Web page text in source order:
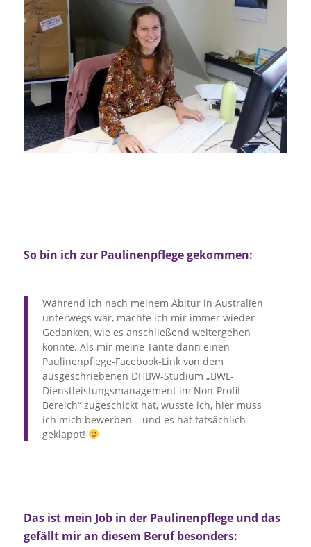
So bin ich zur Paulinenpflege gekommen:
Während ich nach meinem Abitur in Australien
unterwegs war, machte ich mir immer wieder
Gedanken, wie es anschließend weitergehen
könnte. Als mir meine Tante dann einen
Paulinenpflege-Facebook-Link von dem
ausgeschriebenen DHBW-Studium „BWL-
Dienstleistungsmanagement im Non-Profit-
Bereich“ zugeschickt hat, wusste ich, hier muss
ich mich bewerben – und es hat tatsächlich
geklappt!
Das ist mein Job in der Paulinenpflege und das
gefällt mir an diesem Beruf besonders: